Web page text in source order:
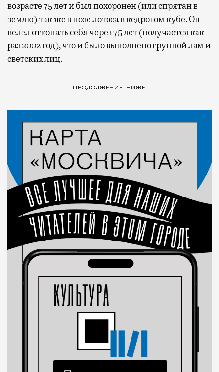
возрасте 75 лет и был похоронен (или спрятан в
землю) так же в позе лотоса в кедровом кубе. Он
велел откопать себя через 75 лет (получается как
раз 2002 год), что и было выполнено группой лам и
светских лиц.
ПРОДОЛЖЕНИЕ НИЖЕ